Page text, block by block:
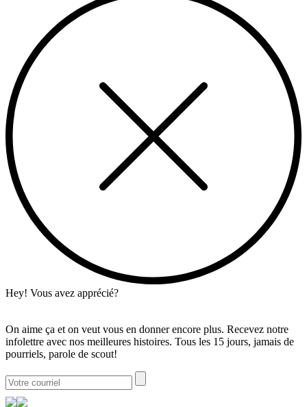
Hey! Vous avez apprécié?
On aime ça et on veut vous en donner encore plus. Recevez notre
infolettre avec nos meilleures histoires. Tous les 15 jours, jamais de
pourriels, parole de scout!